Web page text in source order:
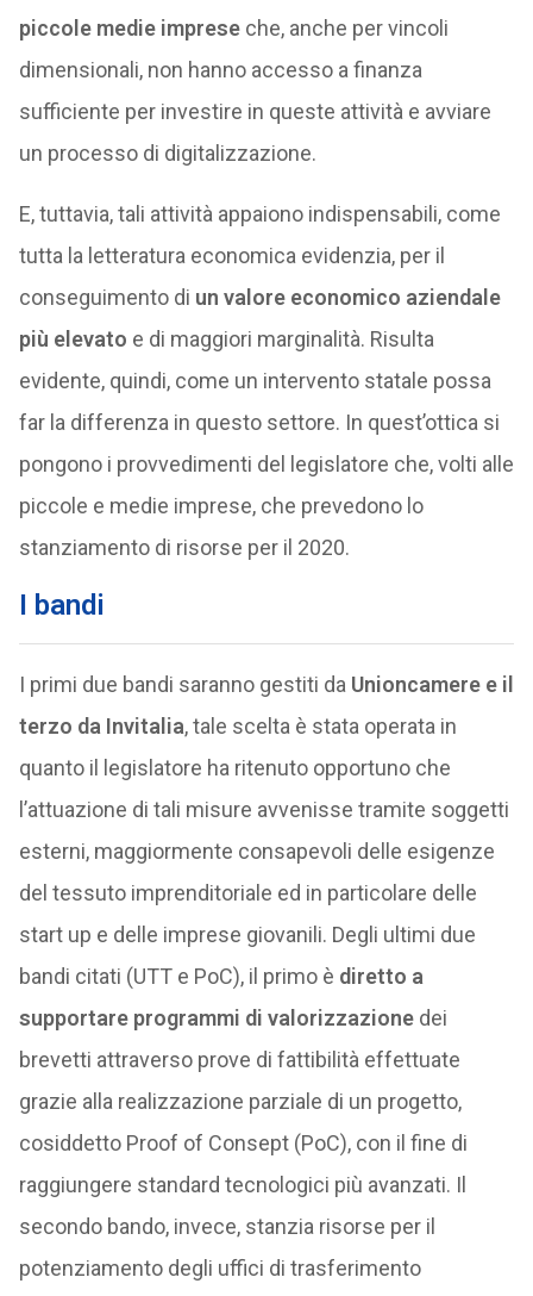
piccole medie impreseche, anche per vincoli
dimensionali, non hanno accesso a finanza
sufficiente per investire in queste attività e avviare
un processo di digitalizzazione.
E, tuttavia, tali attività appaiono indispensabili, come
tutta la letteratura economica evidenzia, per il
conseguimento di un valore economico aziendale
più elevato e di maggiori marginalità. Risulta
evidente, quindi, come un intervento statale possa
far la differenza in questo settore. In quest’ottica si
pongono i provvedimenti del legislatore che, volti alle
piccole e medie imprese, che prevedono lo
stanziamento di risorse per il 2020.
I bandi
I primi due bandi saranno gestiti da Unioncamere e il
terzo da Invitalia, tale scelta è stata operata in
quanto il legislatore ha ritenuto opportuno che
l’attuazione di tali misure avvenisse tramite soggetti
esterni, maggiormente consapevoli delle esigenze
del tessuto imprenditoriale ed in particolare delle
start up e delle imprese giovanili. Degli ultimi due
bandi citati (UTT e PoC), il primo è diretto a
supportare programmi di valorizzazionedei
brevetti attraverso prove di fattibilità effettuate
grazie alla realizzazione parziale di un progetto,
cosiddetto Proof of Consept (PoC), con il fine di
raggiungere standard tecnologici più avanzati. Il
secondo bando, invece, stanzia risorse per il
potenziamento degli uffici di trasferimento